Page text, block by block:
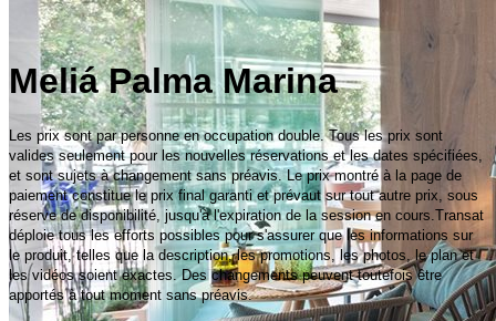
Meliá Palma Marina
Les prix sont par personne en occupation double. Tous les prix sont
valides seulement pour les nouvelles réservations et les dates spécifiées,
et sont sujets à changement sans préavis. Le prix montré à la page de
paiement constitue le prix final garanti et prévaut sur tout autre prix, sous
réserve de disponibilité, jusqu'à l'expiration de la session en cours.Transat
déploie tous les efforts possibles pour s'assurer que les informations sur
le produit, telles que la description, les promotions, les photos, le plan et
les vidéos soient exactes. Des changements peuvent toutefois être
apportés à tout moment sans préavis.